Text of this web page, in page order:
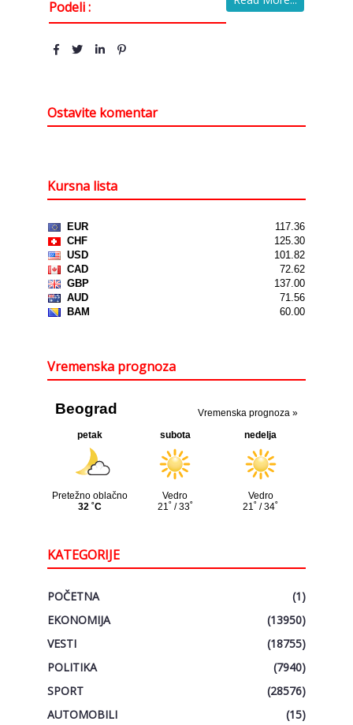
Podeli :
Ostavite komentar
Kursna lista
Vremenska prognoza
KATEGORIJE
POČETNA
(1)
EKONOMIJA
(13950)
VESTI
(18755)
POLITIKA
(7940)
SPORT
(28576)
AUTOMOBILI
(15)